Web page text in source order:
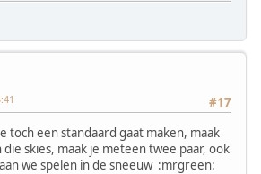
#17
toch een standaard gaat maken, maak
skies, maak je meteen twee paar, ook
we spelen in de sneeuw :mrgreen: